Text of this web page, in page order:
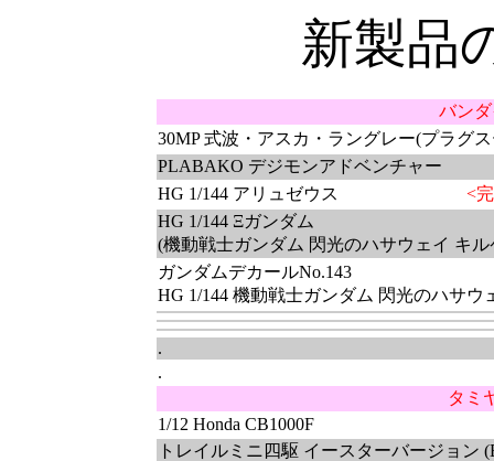
新製品
バン
30MP 式波・アスカ・ラングレー(プラグス
PLABAKO デジモンアドベンチャー
HG 1/144 アリュゼウス <
HG 1/144 Ξガンダム
(機動戦士ガンダム 閃光のハサウェイ キ
ガンダムデカールNo.143
HG 1/144 機動戦士ガンダム 閃光のハサ
.
.
タミ
1/12 Honda CB1000F
トレイルミニ四駆 イースターバージョン